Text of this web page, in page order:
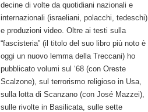
decine di volte da quotidiani nazionali e
internazionali (israeliani, polacchi, tedeschi)
e produzioni video. Oltre ai testi sulla
“fascisteria” (il titolo del suo libro più noto è
oggi un nuovo lemma della Treccani) ho
pubblicato volumi sul ‘68 (con Oreste
Scalzone), sul terrorismo religioso in Usa,
sulla lotta di Scanzano (con José Mazzei),
sulle rivolte in Basilicata, sulle sette